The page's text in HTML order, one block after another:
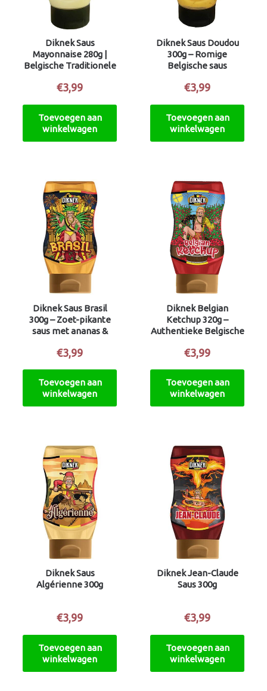
Diknek Saus
Mayonnaise 280g |
Belgische Traditionele
€3,99
Toevoegen aan
winkelwagen
Diknek Saus Doudou
300g – Romige
Belgische saus
€3,99
Toevoegen aan
winkelwagen
Diknek Saus Brasil
300g – Zoet-pikante
saus met ananas &
€3,99
Toevoegen aan
winkelwagen
Diknek Belgian
Ketchup 320g –
Authentieke Belgische
€3,99
Toevoegen aan
winkelwagen
Diknek Saus
Algérienne 300g
€3,99
Toevoegen aan
winkelwagen
Diknek Jean-Claude
Saus 300g
€3,99
Toevoegen aan
winkelwagen